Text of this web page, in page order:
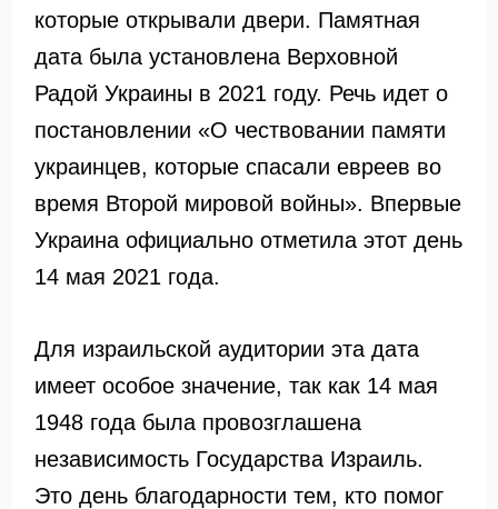
которые открывали двери. Памятная
дата была установлена Верховной
Радой Украины в 2021 году. Речь идет о
постановлении «О чествовании памяти
украинцев, которые спасали евреев во
время Второй мировой войны». Впервые
Украина официально отметила этот день
14 мая 2021 года.
Для израильской аудитории эта дата
имеет особое значение, так как 14 мая
1948 года была провозглашена
независимость Государства Израиль.
Это день благодарности тем, кто помог